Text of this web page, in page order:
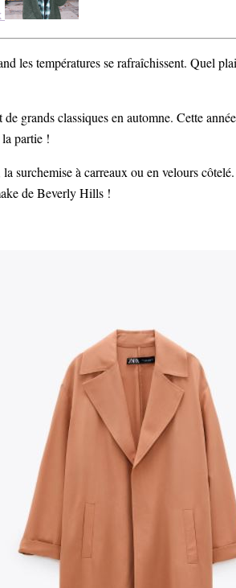
les températures se rafraîchissent. Quel
grands classiques en automne. Cette
partie !
surchemise à carreaux ou en velours
de Beverly Hills !